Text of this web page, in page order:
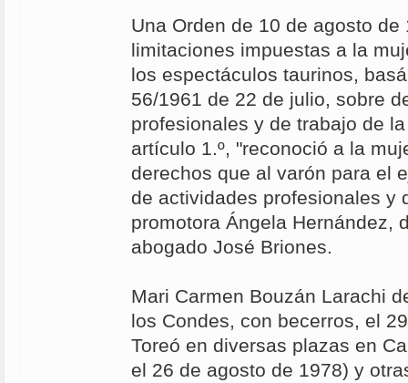
Una Orden de 10 de agosto
limitaciones impuestas a la
los espectáculos taurinos,
56/1961 de 22 de julio, sobre
profesionales y de trabajo de
artículo 1.º, "reconoció a la
derechos que al varón para el
de actividades profesionales y
promotora Ángela Hernández,
abogado José Briones.
Mari Carmen Bouzán Larachi
los Condes, con becerros, el
Toreó en diversas plazas en
el 26 de agosto de 1978) y